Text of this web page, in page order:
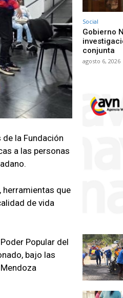
la Fundación
a las personas
herramientas que
de vida
Popular del
bajo las
Social
Gobierno
conjunta
agosto 6, 2026